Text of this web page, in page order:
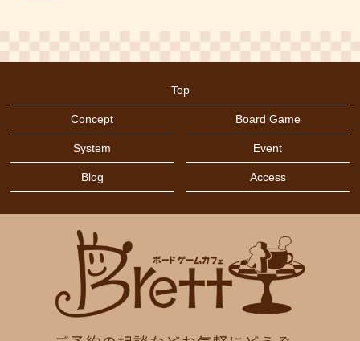
Top
Concept Board Game
System Event
Blog Access